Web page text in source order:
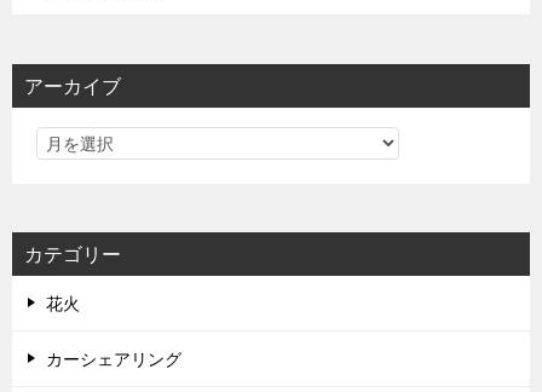
アーカイブ
カテゴリー
花火
カーシェアリング